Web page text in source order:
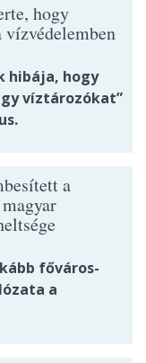
hogy
vízvédelemben
hibája, hogy
víztározókat”
a
főváros-
a